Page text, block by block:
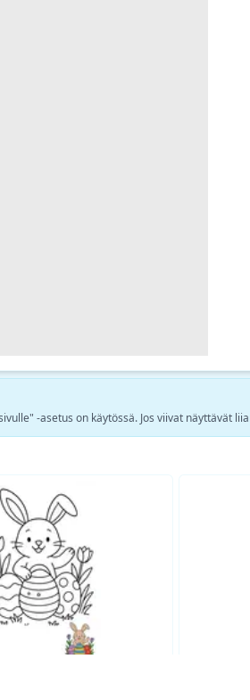
-asetus on käytössä. Jos viivat näyttävät